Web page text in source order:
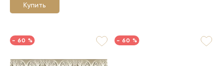
Купить
- 60 % - 60 %